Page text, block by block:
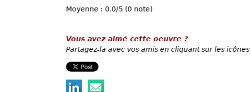
Moyenne : 0.0/5 (0 note)
Vous avez aimé cette oeuvre ?
Partagez-la avec vos amis en cliquant sur les